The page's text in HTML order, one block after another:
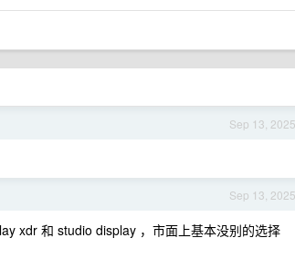
Sep 13, 2025
Sep 13, 2025
xdr 和 studio display ，市面上基本没别的选择